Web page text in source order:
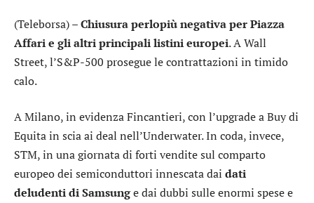
(Teleborsa) –Chiusura perlopiù negativa per Piazza
Affari e gli altri principali listini europei. A Wall
Street, l’S&P-500 prosegue le contrattazioni in timido
calo.
A Milano, in evidenzaFincantieri, con l’upgrade a Buy di
Equita in scia ai deal nell’Underwater. In coda, invece,
STM, in una giornata di forti vendite sul comparto
europeo dei semiconduttori innescata dai dati
deludenti di Samsunge dai dubbi sulle enormi spese e